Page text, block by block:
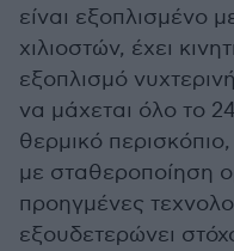
είναι εξοπλισμένο
χιλιοστών, έχει
εξοπλισμό
να μάχεται όλο το
θερμικό
με σταθεροποίηση
προηγμένες
εξουδετερώνει